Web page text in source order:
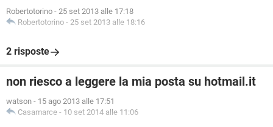
Robertotorino - 25 set 2013 alle 17:18
Robertotorino - 25 set 2013 alle 18:16
2 risposte
non riesco a leggere la mia posta su hotmail.it
watson - 15 ago 2013 alle 17:51
Casamarce - 10 set 2014 alle 11:06